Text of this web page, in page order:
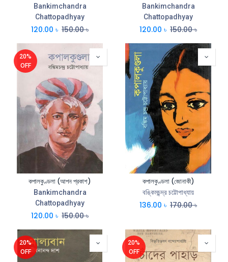
Bankimchandra
Chattopadhyay
120.00 ৳ 150.00৳
Bankimchandra
Chattopadhyay
120.00 ৳ 150.00৳
20%
OFF
কপালকুণ্ডলা (আপন প্রকাশ)
Bankimchandra
Chattopadhyay
120.00 ৳ 150.00৳
কপালকুণ্ডলা (জোনাকী)
বঙ্কিমচন্দ্র চট্টোপাধ্যায়
136.00 ৳ 170.00৳
20%
OFF
20%
OFF